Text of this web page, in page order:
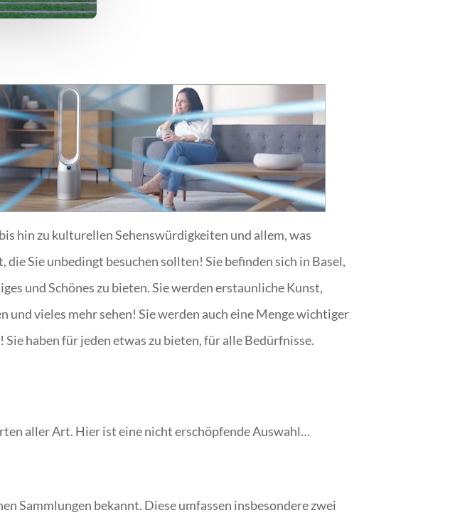
hin zu kulturellen Sehenswürdigkeiten und allem, was
Sie unbedingt besuchen sollten! Sie befinden sich in Basel,
und Schönes zu bieten. Sie werden erstaunliche Kunst,
vieles mehr sehen! Sie werden auch eine Menge wichtiger
haben für jeden etwas zu bieten, für alle Bedürfnisse.
aller Art. Hier ist eine nicht erschöpfende Auswahl…
Sammlungen bekannt. Diese umfassen insbesondere zwei